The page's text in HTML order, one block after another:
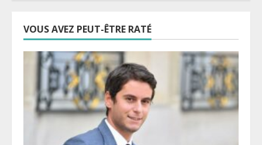
VOUS AVEZ PEUT-ÊTRE RATÉ